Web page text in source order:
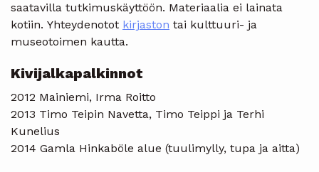
saatavilla tutkimuskäyttöön. Materiaalia ei lainata
kotiin. Yhteydenotot kirjaston tai kulttuuri- ja
museotoimen kautta.
Kivijalkapalkinnot
2012 Mainiemi, Irma Roitto
2013 Timo Teipin Navetta, Timo Teippi ja Terhi
Kunelius
2014 Gamla Hinkaböle alue (tuulimylly, tupa ja aitta)